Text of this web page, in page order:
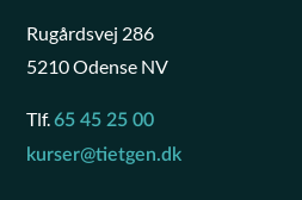
Rugårdsvej 286
5210 Odense NV
Tlf.65 45 25 00
kurser@tietgen.dk